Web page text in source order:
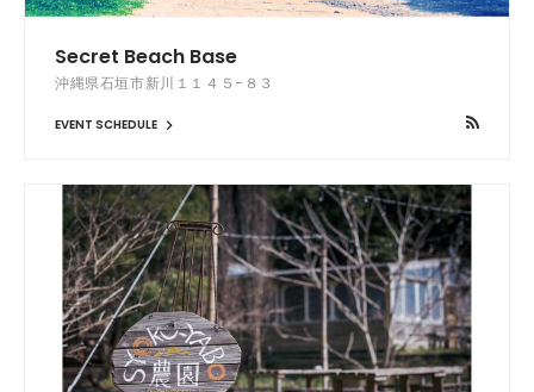
Secret Beach Base
沖縄県石垣市新川１１４５−８３
EVENT SCHEDULE